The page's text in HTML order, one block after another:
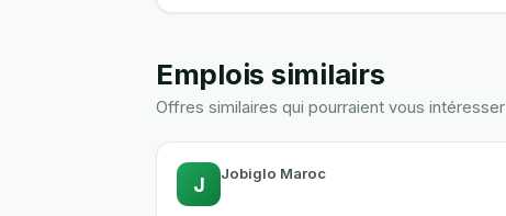
Emplois similairs
Offres similaires qui pourraient vous intéresser
J Jobiglo Maroc